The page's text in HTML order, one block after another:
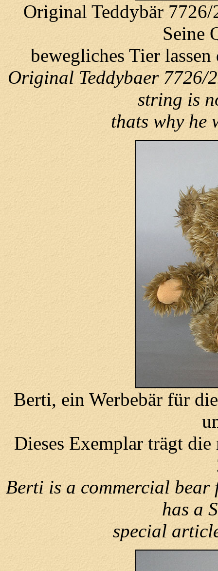
Original Teddybär
Seine
bewegliches Tier
Original Teddybaer 7726/
string is
thats why he
Berti, ein Werbebär für
Dieses Exemplar trägt
Berti is a commercial bear
has a
special